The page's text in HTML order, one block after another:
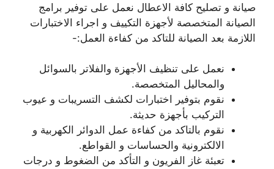
صيانة و تصليح كافة الاعطال نعمل على توفير برامج
الصيانة المتخصصة لأجهزة التكييف و اجراء الاختبارات
اللازمة بعد الصيانة للتاكد من كفاءة العمل:-
نعمل على تنظيف الأجهزة والفلاتر بالسوائل
والمحاليل المتخصصة.
نقوم بتوفير اختبارات لكشف التسريبات و عيوب
التركيب بأجهزة حديثة.
نقوم بالتاكد من كفاءة عمل الدوائر الكهربية و
الالكترونية والحساسات و القواطع.
تعبئة غاز الفريون و التأكد من الضغوط و درجات